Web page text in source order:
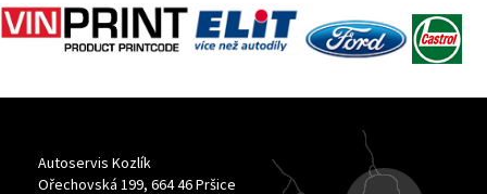
Autoservis Kozlík
Ořechovská 199, 664 46 Pršice